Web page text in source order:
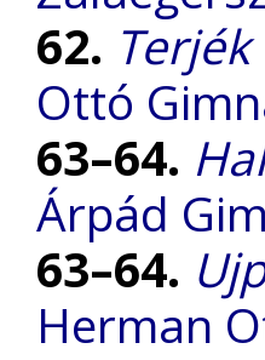
62.
Ottó
63–64.
Árpád
63–64.
Herman